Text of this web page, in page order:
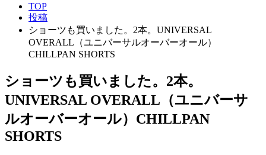
TOP
投稿
ショーツも買いました。2本。UNIVERSAL
OVERALL（ユニバーサルオーバーオール）
CHILLPAN SHORTS
ショーツも買いました。2本。
UNIVERSAL OVERALL（ユニバーサ
ルオーバーオール）CHILLPAN
SHORTS